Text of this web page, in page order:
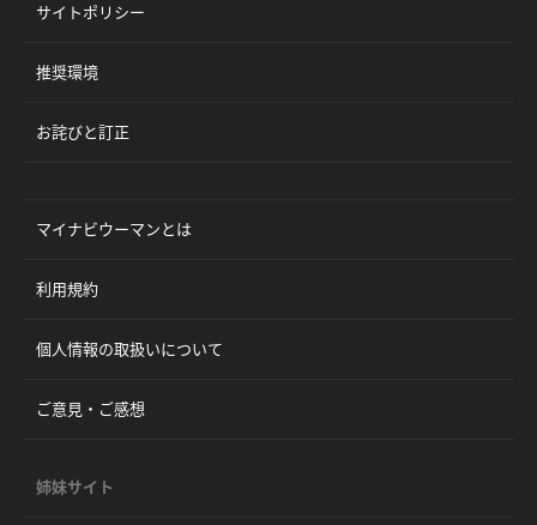
サイトポリシー
推奨環境
お詫びと訂正
マイナビウーマンとは
利用規約
個人情報の取扱いについて
ご意見・ご感想
姉妹サイト